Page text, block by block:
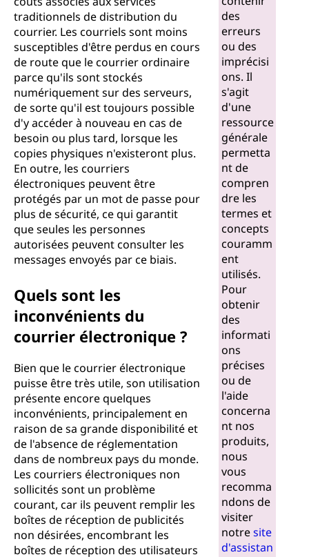
traditionnels de distribution du
courrier. Les courriels sont moins
susceptibles d'être perdus en cours
de route que le courrier ordinaire
parce qu'ils sont stockés
numériquement sur des serveurs,
de sorte qu'il est toujours possible
d'y accéder à nouveau en cas de
besoin ou plus tard, lorsque les
copies physiques n'existeront plus.
En outre, les courriers
électroniques peuvent être
protégés par un mot de passe pour
plus de sécurité, ce qui garantit
que seules les personnes
autorisées peuvent consulter les
messages envoyés par ce biais.
Quels sont les
inconvénients du
courrier électronique ?
Bien que le courrier électronique
puisse être très utile, son utilisation
présente encore quelques
inconvénients, principalement en
raison de sa grande disponibilité et
de l'absence de réglementation
dans de nombreux pays du monde.
Les courriers électroniques non
sollicités sont un problème
courant, car ils peuvent remplir les
boîtes de réception de publicités
non désirées, encombrant les
boîtes de réception des utilisateurs
des
erreurs
ou des
imprécisi
ons. Il
s'agit
d'une
ressource
générale
permetta
nt de
compren
dre les
termes et
concepts
couramm
ent
utilisés.
Pour
obtenir
des
informati
ons
précises
ou de
l'aide
concerna
nt nos
produits,
nous
vous
recomma
ndons de
visiter
notresite
d'assistan